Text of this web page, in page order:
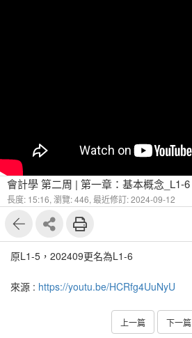
會計學 第二周 | 第一章：基本概念_L1-6
長度: 15:16, 瀏覽: 446, 最近修訂: 2024-09-12
原L1-5，202409更名為L1-6
來源 : https://youtu.be/HCRfg4UuNyU
上一篇 下一篇